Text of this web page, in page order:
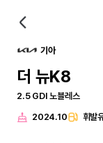
기아
더 뉴K8
2.5 GDI 노블레스
2024.10 휘발